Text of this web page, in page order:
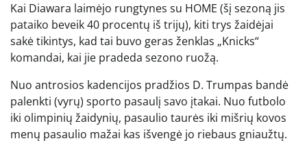
Kai Diawara laimėjo rungtynes ​​su HOME (šį sezoną jis
pataiko beveik 40 procentų iš trijų), kiti trys žaidėjai
sakė tikintys, kad tai buvo geras ženklas „Knicks“
komandai, kai jie pradeda sezono ruožą.
Nuo antrosios kadencijos pradžios D. Trumpas bandė
palenkti (vyrų) sporto pasaulį savo įtakai. Nuo futbolo
iki olimpinių žaidynių, pasaulio taurės iki mišrių kovos
menų pasaulio mažai kas išvengė jo riebaus gniaužtų.